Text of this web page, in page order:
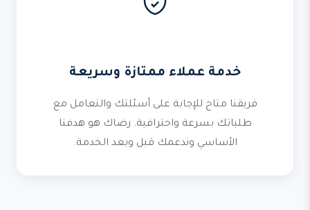
خدمة عملاء ممتازة وسريعة
فريقنا متاح للإجابة على أسئلتك والتعامل مع
طلباتك بسرعة واحترافية. رضاك هو هدفنا
الأساسي وندعمك قبل وبعد الخدمة.